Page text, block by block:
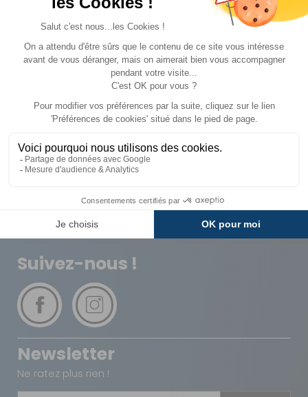
ACHETER 130 € ACHETER 130,14 €
Livraison
Expédié sous 72h
Paiements
Avantages Paiement
Plusieurs fois
Suivez-nous !
Newsletter
Ne ratez plus rien !